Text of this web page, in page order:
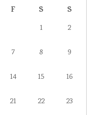
F S S
1 2
7 8 9
14 15 16
21 22 23